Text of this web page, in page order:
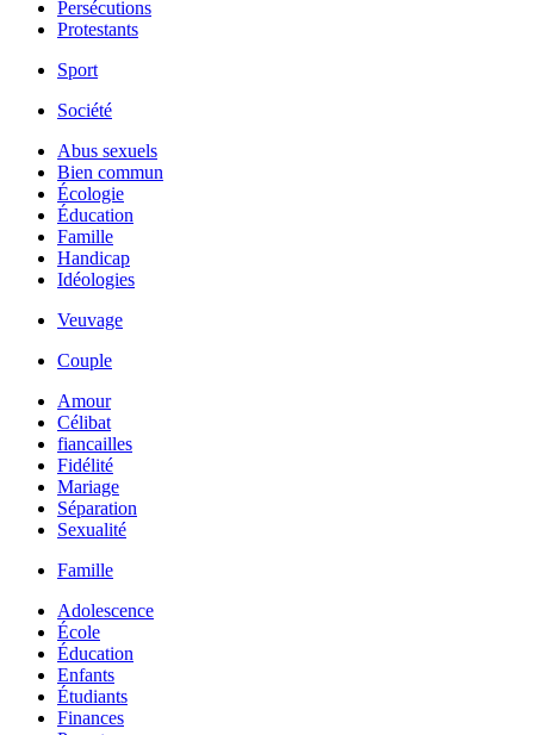
Persécutions
Protestants
Sport
Société
Abus sexuels
Bien commun
Écologie
Éducation
Famille
Handicap
Idéologies
Veuvage
Couple
Amour
Célibat
fiancailles
Fidélité
Mariage
Séparation
Sexualité
Famille
Adolescence
École
Éducation
Enfants
Étudiants
Finances